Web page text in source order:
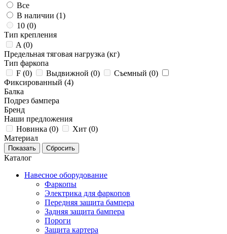
Все
В наличии (1)
10 (0)
Тип крепления
A (0)
Предельная тяговая нагрузка (кг)
Тип фаркопа
F (0) Выдвижной (0) Съемный (0)
Фиксированный (4)
Балка
Подрез бампера
Бренд
Наши предложения
Новинка (0) Хит (0)
Материал
Каталог
Навесное оборудование
Фаркопы
Электрика для фаркопов
Передняя защита бампера
Задняя защита бампера
Пороги
Защита картера